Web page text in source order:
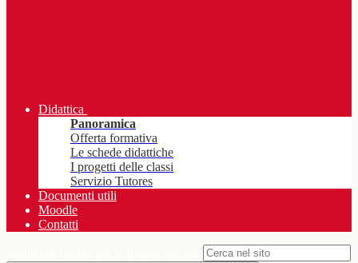
Didattica
Panoramica
Offerta formativa
Le schede didattiche
I progetti delle classi
Servizio Tutores
Documenti utili
Moodle
Contatti